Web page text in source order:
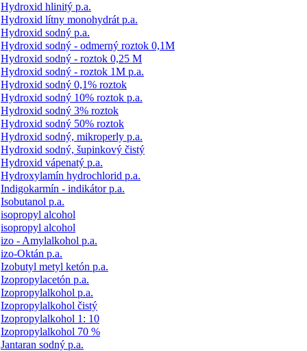
Hydroxid hlinitý p.a.
Hydroxid lítny monohydrát p.a.
Hydroxid sodný p.a.
Hydroxid sodný - odmerný roztok 0,1M
Hydroxid sodný - roztok 0,25 M
Hydroxid sodný - roztok 1M p.a.
Hydroxid sodný 0,1% roztok
Hydroxid sodný 10% roztok p.a.
Hydroxid sodný 3% roztok
Hydroxid sodný 50% roztok
Hydroxid sodný, mikroperly p.a.
Hydroxid sodný, šupinkový čistý
Hydroxid vápenatý p.a.
Hydroxylamín hydrochlorid p.a.
Indigokarmín - indikátor p.a.
Isobutanol p.a.
isopropyl alcohol
isopropyl alcohol
izo - Amylalkohol p.a.
izo-Oktán p.a.
Izobutyl metyl ketón p.a.
Izopropylacetón p.a.
Izopropylalkohol p.a.
Izopropylalkohol čistý
Izopropylalkohol 1: 10
Izopropylalkohol 70 %
Jantaran sodný p.a.